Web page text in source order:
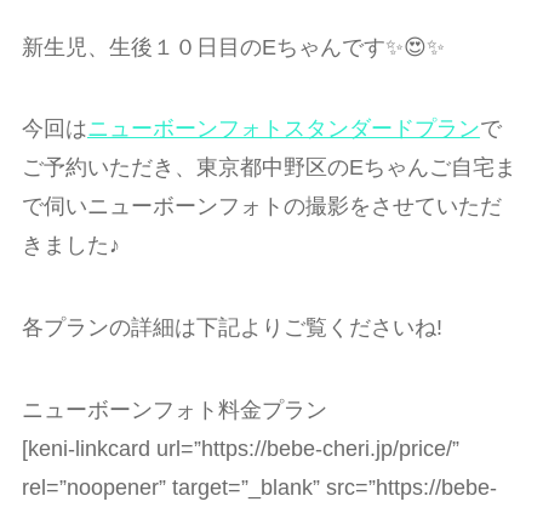
新生児、生後１０日目のEちゃんです✨😍✨
今回はニューボーンフォトスタンダードプランで
ご予約いただき、東京都中野区のEちゃんご自宅ま
で伺いニューボーンフォトの撮影をさせていただ
きました♪
各プランの詳細は下記よりご覧くださいね!
ニューボーンフォト料金プラン
[keni-linkcard url=”https://bebe-cheri.jp/price/”
rel=”noopener” target=”_blank” src=”https://bebe-